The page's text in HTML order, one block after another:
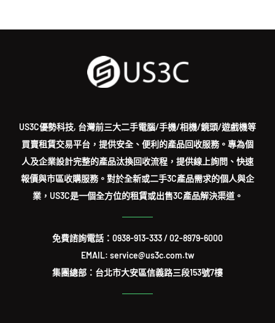
US3C優勢科技, 台灣前三大二手電腦/手機/相機/鏡頭/遊戲機等
買賣租賃交易平台，提供安全、便利的產品回收服務。專為個
人及企業設計完整的產品汰換回收流程，提供線上詢問、快速
報價與市區收購服務。對於全新或二手3C產品需求的個人與企
業，US3C是一個全方位的租賃或出售3C產品解決渠道。
免費諮詢電話： 0938-913-333/02-8979-6000
EMAIL: service@us3c.com.tw
集團總部：台北市大安區信義路三段153號7樓